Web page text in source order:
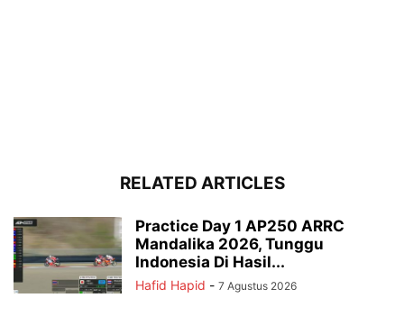
RELATED ARTICLES
Practice Day 1 AP250 ARRC
Mandalika 2026, Tunggu
Indonesia Di Hasil...
Hafid Hapid - 7 Agustus 2026